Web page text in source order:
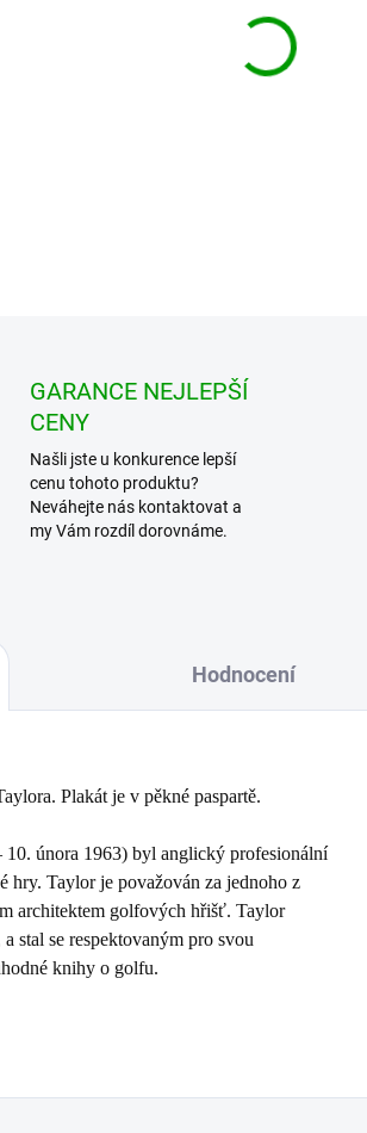
GARANCE NEJLEPŠÍ
CENY
Našli jste u konkurence lepší
cenu tohoto produktu?
Neváhejte nás kontaktovat a
my Vám rozdíl dorovnáme.
Hodnocení
Plakát je v pěkné paspartě.
února 1963) byl anglický profesionální
hry. Taylor je považován za jednoho z
architektem golfových hřišť. Taylor
stal se respektovaným pro svou
knihy o golfu.